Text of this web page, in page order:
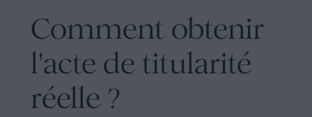
Comment obtenir
l'acte de titularité
réelle ?